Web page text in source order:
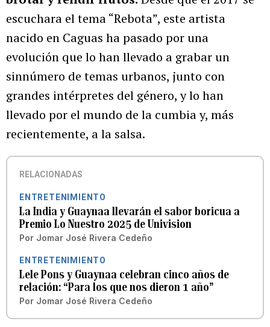
escuchara el tema “Rebota”, este artista
nacido en Caguas ha pasado por una
evolución que lo han llevado a grabar un
sinnúmero de temas urbanos, junto con
grandes intérpretes del género, y lo han
llevado por el mundo de la cumbia y, más
recientemente, a la salsa.
RELACIONADAS
ENTRETENIMIENTO
La India y Guaynaa llevarán el sabor boricua a
Premio Lo Nuestro 2025 de Univision
Por Jomar José Rivera Cedeño
ENTRETENIMIENTO
Lele Pons y Guaynaa celebran cinco años de
relación: “Para los que nos dieron 1 año”
Por Jomar José Rivera Cedeño